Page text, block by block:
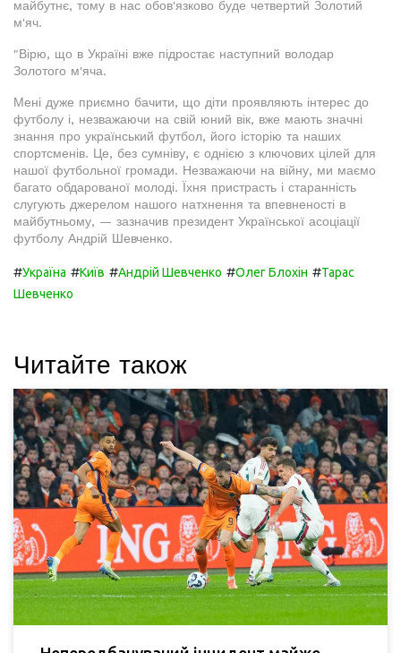
майбутнє, тому в нас обов'язково буде четвертий Золотий
м'яч.
"Вірю, що в Україні вже підростає наступний володар
Золотого м'яча.
Мені дуже приємно бачити, що діти проявляють інтерес до
футболу і, незважаючи на свій юний вік, вже мають значні
знання про український футбол, його історію та наших
спортсменів. Це, без сумніву, є однією з ключових цілей для
нашої футбольної громади. Незважаючи на війну, ми маємо
багато обдарованої молоді. Їхня пристрасть і старанність
слугують джерелом нашого натхнення та впевненості в
майбутньому, — зазначив президент Української асоціації
футболу Андрій Шевченко.
#Україна #Київ #Андрій Шевченко #Олег Блохін #Тарас
Шевченко
Читайте також